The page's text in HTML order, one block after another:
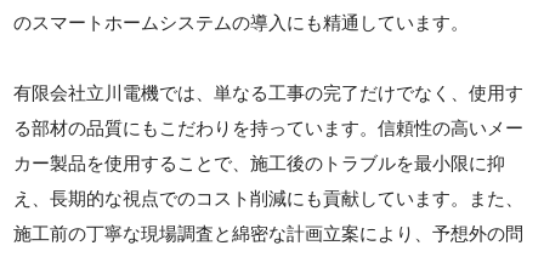
のスマートホームシステムの導入にも精通しています。
有限会社立川電機では、単なる工事の完了だけでなく、使用す
る部材の品質にもこだわりを持っています。信頼性の高いメー
カー製品を使用することで、施工後のトラブルを最小限に抑
え、長期的な視点でのコスト削減にも貢献しています。また、
施工前の丁寧な現場調査と綿密な計画立案により、予想外の問